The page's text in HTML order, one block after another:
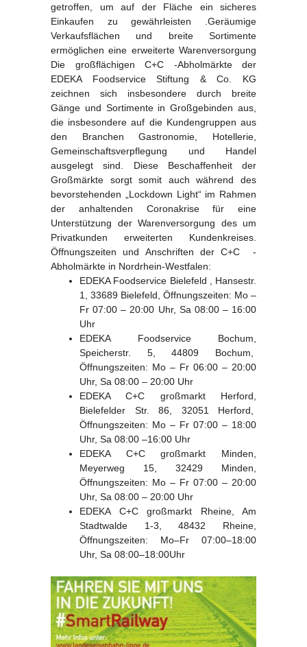
getroffen, um auf der Fläche ein sicheres
Einkaufen zu gewährleisten .Geräumige
Verkaufsflächen und breite Sortimente
ermöglichen eine erweiterte Warenversorgung
Die großflächigen C+C -Abholmärkte der
EDEKA Foodservice Stiftung & Co. KG
zeichnen sich insbesondere durch breite
Gänge und Sortimente in Großgebinden aus,
die insbesondere auf die Kundengruppen aus
den Branchen Gastronomie, Hotellerie,
Gemeinschaftsverpflegung und Handel
ausgelegt sind. Diese Beschaffenheit der
Großmärkte sorgt somit auch während des
bevorstehenden „Lockdown Light“ im Rahmen
der anhaltenden Coronakrise für eine
Unterstützung der Warenversorgung des um
Privatkunden erweiterten Kundenkreises.
Öffnungszeiten und Anschriften der C+C -
Abholmärkte in Nordrhein-Westfalen:
EDEKA Foodservice Bielefeld , Hansestr.
1, 33689 Bielefeld, Öffnungszeiten: Mo –
Fr 07:00 – 20:00 Uhr, Sa 08:00 – 16:00
Uhr
EDEKA Foodservice Bochum,
Speicherstr. 5, 44809 Bochum,
Öffnungszeiten: Mo – Fr 06:00 – 20:00
Uhr, Sa 08:00 – 20:00 Uhr
EDEKA C+C großmarkt Herford,
Bielefelder Str. 86, 32051 Herford,
Öffnungszeiten: Mo – Fr 07:00 – 18:00
Uhr, Sa 08:00 –16:00 Uhr
EDEKA C+C großmarkt Minden,
Meyerweg 15, 32429 Minden,
Öffnungszeiten: Mo – Fr 07:00 – 20:00
Uhr, Sa 08:00 – 20:00 Uhr
EDEKA C+C großmarkt Rheine, Am
Stadtwalde 1-3, 48432 Rheine,
Öffnungszeiten: Mo–Fr 07:00–18:00
Uhr, Sa 08:00–18:00Uhr